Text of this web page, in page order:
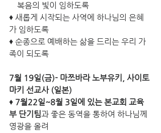
    복음의 빛이 임하도록
♦ 새롭게 시작되는 사역에 하나님의 은혜
가 임하도록
♦ 순종으로 예배하는 삶을 드리는 우리 가
족이 되도록
7월 19일(금)- 마쯔바라 노부유키, 사이토
마키 선교사 (일본)
♦ 7월22일~8월 3일에 있는 본교회 교육
부 단기팀과 좋은 동역을 통하여 하나님께
영광을 올려